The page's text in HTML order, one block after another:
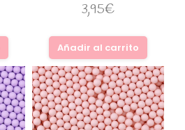
3,95€
Añadir al carrito